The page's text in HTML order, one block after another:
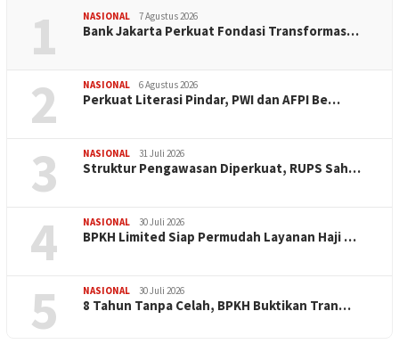
1 NASIONAL 7 Agustus 2026
Bank Jakarta Perkuat Fondasi Transformas…
2 NASIONAL 6 Agustus 2026
Perkuat Literasi Pindar, PWI dan AFPI Be…
3 NASIONAL 31 Juli 2026
​Struktur Pengawasan Diperkuat, RUPS Sah…
4 NASIONAL 30 Juli 2026
BPKH Limited Siap Permudah Layanan Haji …
5 NASIONAL 30 Juli 2026
​8 Tahun Tanpa Celah, BPKH Buktikan Tran…